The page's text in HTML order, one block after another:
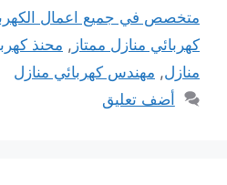
متخصص في جميع اعمال
كهربائي منازل ممتاز , محنذ
منازل, مهندس كهربائي منازل
أضف تعليق